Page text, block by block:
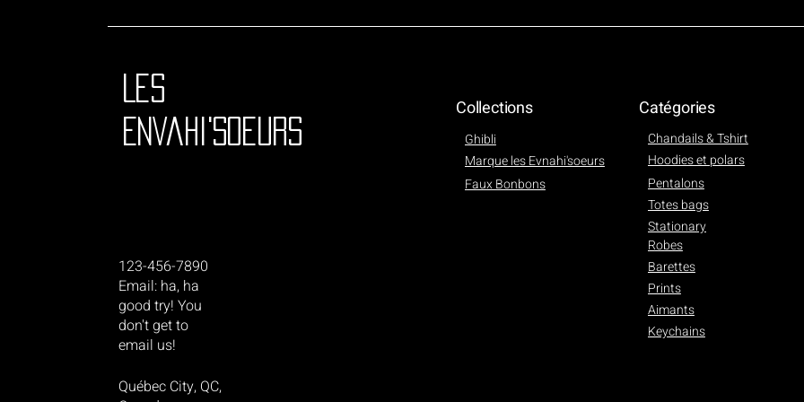
Voyage de Chiiro - Lounge Set noir crop top
Esprits de la foret - Kodama - Hoodie gris pale
Voyage de Chiiro - Temple Lineart -Tshirt blanc
Voyage de Chiiro - Temple Lineart -Tshirt
Porco Rosso - Chandail sable
Princesse Mononoke - Hoodie noir
Les
Envahi'Soeurs
123-456-7890
Email: ha, ha
good try! You
don't get to
email us!
Québec City, QC,
Collections
Ghibli
Marque les Evnahi'soeurs
Faux Bonbons
Catégories
Chandails & Tshirt
Hoodies et polars
Pentalons
Totes bags
Stationary
Robes
Barettes
Prints
Aimants
Keychains